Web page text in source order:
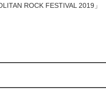
ROCK FESTIVAL 2019」